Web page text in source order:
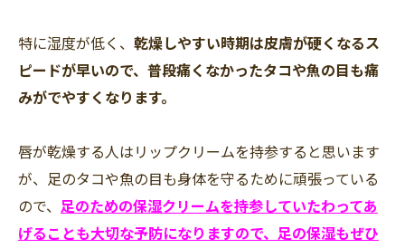
特に湿度が低く、 乾燥しやすい時期は皮膚が硬くなるス
ピードが早いので、普段痛くなかったタコや魚の目も痛
みがでやすくなります。
唇が乾燥する人はリップクリームを持参すると思います
が、足のタコや魚の目も身体を守るために頑張っている
ので、 足のための保湿クリームを持参していたわってあ
げることも大切な予防になりますので、足の保湿もぜひ